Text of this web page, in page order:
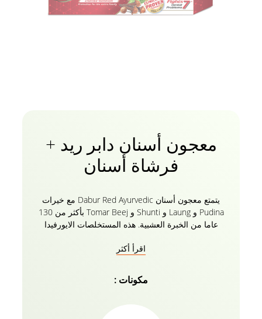
معجون أسنان دابر ريد +
فرشاة أسنان
يتمتع معجون أسنان Dabur Red Ayurvedic مع خيرات
Pudina و Laung و Shunti و Tomar Beej بأكثر من 130
عاما من الخبرة العشبية. هذه المستخلصات الايورفيدا
ابتسامتك الثمينة مع تركيبة معجون الأسنان العضوية
بما في ذلك نزيف اللثة والتجاويف ورائحة الفم الكريهة
اقرأ أكثر
مكونات :